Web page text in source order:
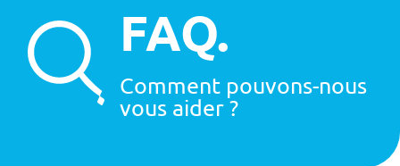
FAQ.
Comment pouvons-nous
vous aider ?